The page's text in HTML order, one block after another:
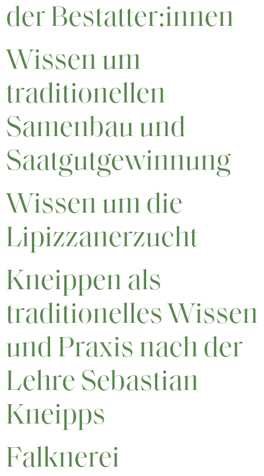
der Bestatter:innen
Wissen um
traditionellen
Samenbau und
Saatgutgewinnung
Wissen um die
Lipizzanerzucht
Kneippen als
traditionelles Wissen
und Praxis nach der
Lehre Sebastian
Kneipps
Falknerei